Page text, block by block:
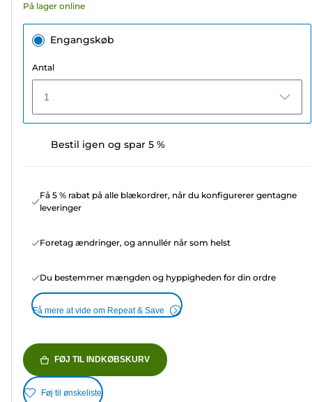
anmeldelser
På lager online
Engangskøb
Antal
1
Bestil igen og spar 5 %
Få 5 % rabat på alle blækordrer, når du konfigurerer gentagne
leveringer
Foretag ændringer, og annullér når som helst
Du bestemmer mængden og hyppigheden for din ordre
Få mere at vide om Repeat & Save
FØJ TIL INDKØBSKURV
Føj til ønskeliste